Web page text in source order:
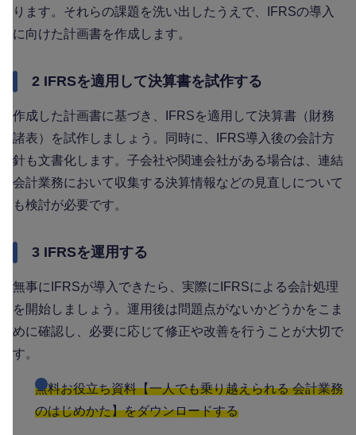
ります。それらの課題を洗い出したうえで、IFRSの導入
に向けた計画書を作成します。
2 IFRSを適用して決算書を試作する
作成した計画書に基づき、IFRSを適用して決算書（財務
諸表）を試作しましょう。同時に、IFRS導入後の会計方
針も文書化します。子会社や関連会社がある場合は、連結
会計業務において収集する決算情報などの見直しについて
も検討が必要です。
3 IFRSを運用する
無事にIFRSが導入できたら、実際にIFRSによる会計処理
を開始しましょう。運用後は問題点がないかどうかをこま
めに確認し、必要に応じて修正や改善を行うことが大切で
す。
無料お役立ち資料【一人でも乗り越えられる 会計業務
のはじめかた】をダウンロードする